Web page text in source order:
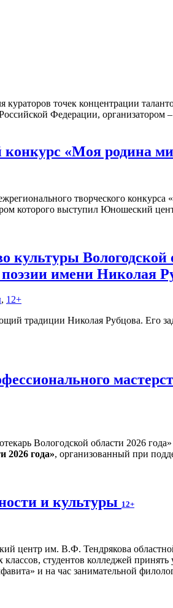
кураторов точек концентрации
Федерации, организатором –
«Моя родина
творческого
которого выступил Юношеский
культуры Вологодской
имени Николая
, 12+
традиции Николая Рубцова. Его
2026 года», организованный при
и культуры 12+
центр им. В.Ф. Тендрякова
студентов колледжей
и на час занимательной